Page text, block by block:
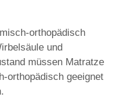
orthopädisch
und
müssen Matratze
orthopädisch geeignet